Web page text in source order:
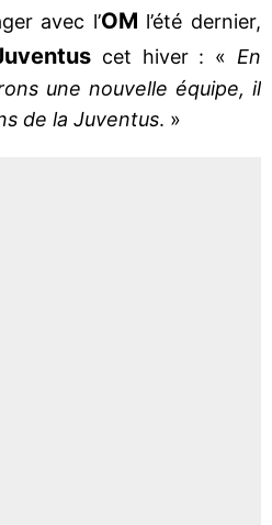
avec l’OM l’été dernier,
cet hiver : « En
une nouvelle équipe, il
de la Juventus. »